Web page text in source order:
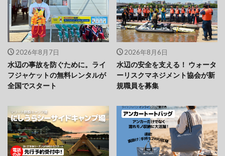
2026年8月7日
水辺の事故を防ぐために。ライ
フジャケットの無料レンタルが
全国でスタート
2026年8月6日
水辺の安全を支える！ ウォータ
ーリスクマネジメント協会が新
規職員を募集